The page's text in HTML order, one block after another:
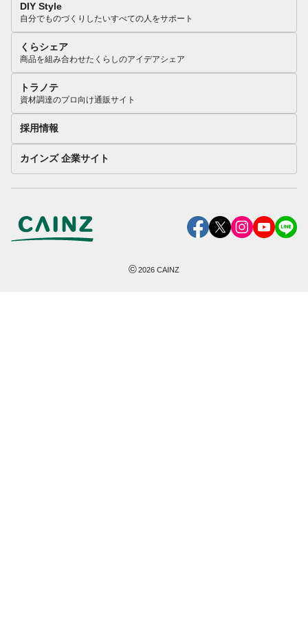
DIY Style
自分でものづくりしたいすべての人をサポート
くらシェア
商品を組み合わせたくらしのアイデアシェア
トラノテ
資材調達のプロ向け通販サイト
採用情報
カインズ 企業サイト
©2026 CAINZ